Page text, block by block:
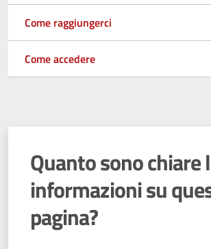
Come raggiungerci
Come accedere
Quanto sono chiare
informazioni su
pagina?